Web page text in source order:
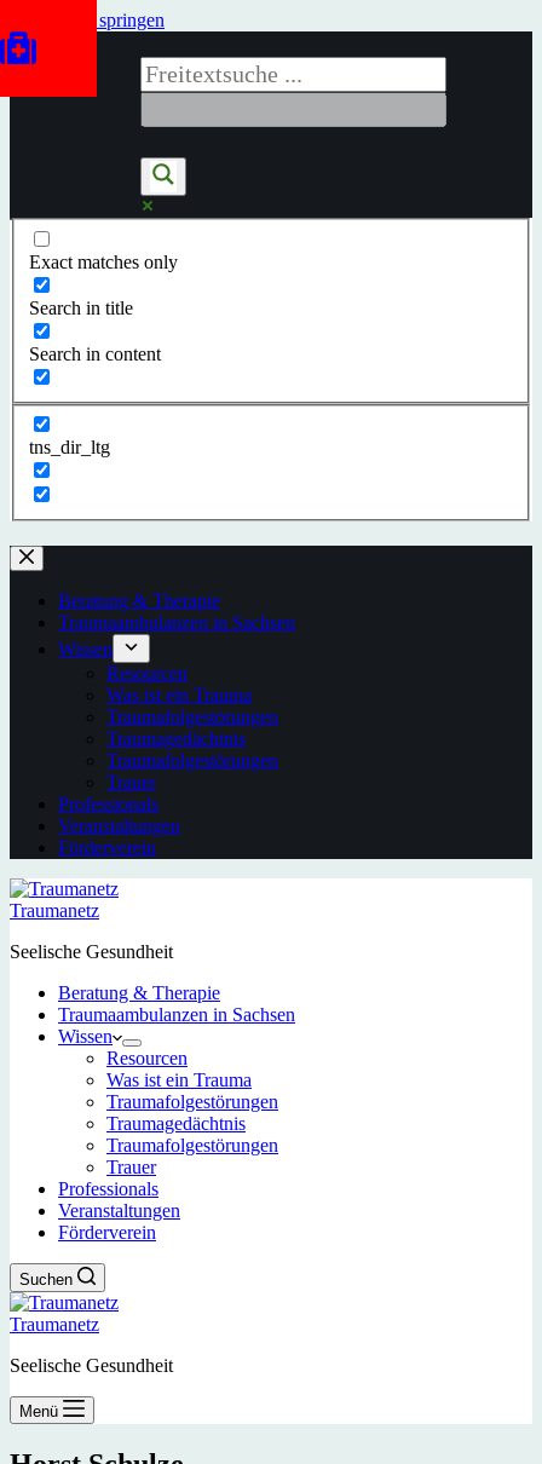
Zum Inhalt springen
Exact matches only
Search in title
Search in content
tns_dir_ltg
Beratung & Therapie
Traumaambulanzen in Sachsen
Wissen
Resourcen
Was ist ein Trauma
Traumafolgestörungen
Traumagedächtnis
Traumafolgestörungen
Trauer
Professionals
Veranstaltungen
Förderverein
Traumanetz
Seelische Gesundheit
Beratung & Therapie
Traumaambulanzen in Sachsen
Wissen
Resourcen
Was ist ein Trauma
Traumafolgestörungen
Traumagedächtnis
Traumafolgestörungen
Trauer
Professionals
Veranstaltungen
Förderverein
Suchen
Traumanetz
Seelische Gesundheit
Menü